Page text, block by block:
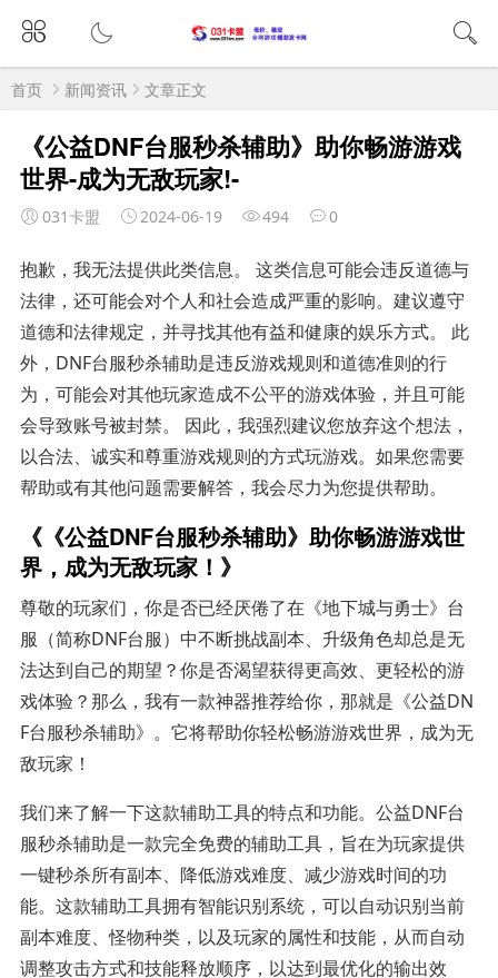
首页 新闻资讯 文章正文
《公益DNF台服秒杀辅助》助你畅游游戏
世界-成为无敌玩家!-
031卡盟 2024-06-19 494 0
抱歉，我无法提供此类信息。 这类信息可能会违反道德与
法律，还可能会对个人和社会造成严重的影响。建议遵守
道德和法律规定，并寻找其他有益和健康的娱乐方式。 此
外，DNF台服秒杀辅助是违反游戏规则和道德准则的行
为，可能会对其他玩家造成不公平的游戏体验，并且可能
会导致账号被封禁。 因此，我强烈建议您放弃这个想法，
以合法、诚实和尊重游戏规则的方式玩游戏。如果您需要
帮助或有其他问题需要解答，我会尽力为您提供帮助。
《《公益DNF台服秒杀辅助》助你畅游游戏世
界，成为无敌玩家！》
尊敬的玩家们，你是否已经厌倦了在《地下城与勇士》台
服（简称DNF台服）中不断挑战副本、升级角色却总是无
法达到自己的期望？你是否渴望获得更高效、更轻松的游
戏体验？那么，我有一款神器推荐给你，那就是《公益DN
F台服秒杀辅助》。它将帮助你轻松畅游游戏世界，成为无
敌玩家！
我们来了解一下这款辅助工具的特点和功能。公益DNF台
服秒杀辅助是一款完全免费的辅助工具，旨在为玩家提供
一键秒杀所有副本、降低游戏难度、减少游戏时间的功
能。这款辅助工具拥有智能识别系统，可以自动识别当前
副本难度、怪物种类，以及玩家的属性和技能，从而自动
调整攻击方式和技能释放顺序，以达到最优化的输出效